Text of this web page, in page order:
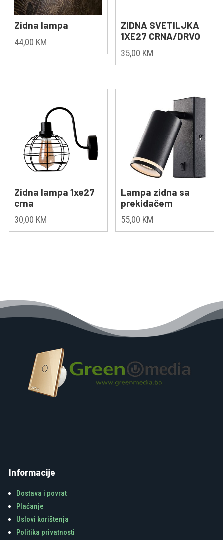
Zidna lampa
44,00 KM
ZIDNA SVETILJKA
1XE27 CRNA/DRVO
35,00 KM
Zidna lampa 1xe27
crna
30,00 KM
Lampa zidna sa
prekidačem
55,00 KM
Informacije
Dostava i povrat
Plaćanje
Uslovi korištenja
Politika privatnosti